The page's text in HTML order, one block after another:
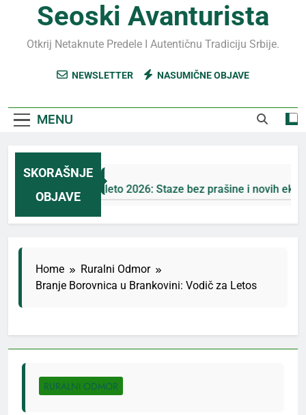
Seoski Avanturista
Otkrij Netaknute Predele I Autentičnu Tradiciju Srbije.
NEWSLETTER NASUMIČNE OBJAVE
MENU
SKORAŠNJE
OBJAVE
Jahorina leto 2026: Staze bez prašine i novih eko-taksi
Home
Ruralni Odmor
Branje Borovnica u Brankovini: Vodič za Letos
RURALNI ODMOR